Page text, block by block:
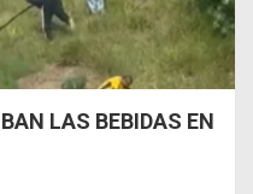
LAS BEBIDAS EN